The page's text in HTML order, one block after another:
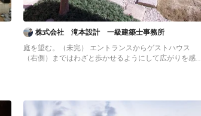
株式会社 滝本設計 一級建築士事務所
庭を望む。（未完） エントランスからゲストハウス
（右側）まではわざと歩かせるようにして広がりを感じ